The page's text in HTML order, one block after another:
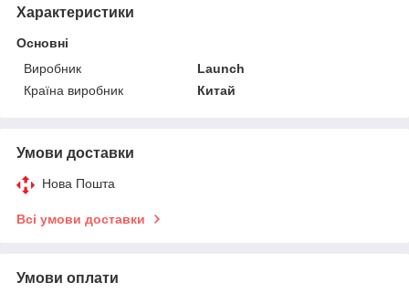
Характеристики
Основні
Виробник
Launch
Країна виробник
Китай
Умови доставки
Нова Пошта
Всі умови доставки
Умови оплати